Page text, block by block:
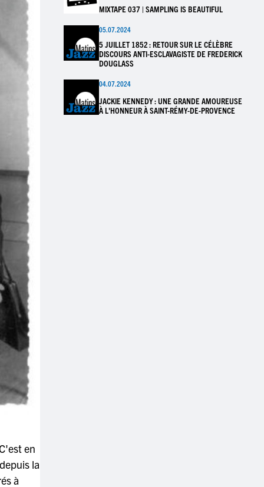
en
la
à
MIXTAPE 037 | SAMPLING IS BEAUTIFUL
05.07.2024
5 JUILLET 1852 : RETOUR SUR LE CÉLÈBRE
DISCOURS ANTI-ESCLAVAGISTE DE FREDERICK
DOUGLASS
04.07.2024
JACKIE KENNEDY : UNE GRANDE AMOUREUSE
À L'HONNEUR À SAINT-RÉMY-DE-PROVENCE